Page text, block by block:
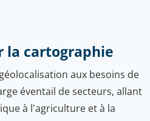
la cartographie
aux besoins de
éventail de secteurs, allant
à l'agriculture et à la